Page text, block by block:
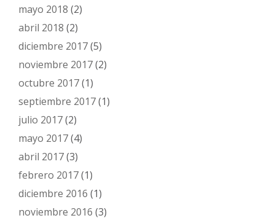
mayo 2018 (2)
abril 2018 (2)
diciembre 2017(5)
noviembre 2017(2)
octubre 2017(1)
septiembre 2017(1)
julio 2017(2)
mayo 2017(4)
abril 2017(3)
febrero 2017(1)
diciembre 2016 (1)
noviembre 2016 (3)